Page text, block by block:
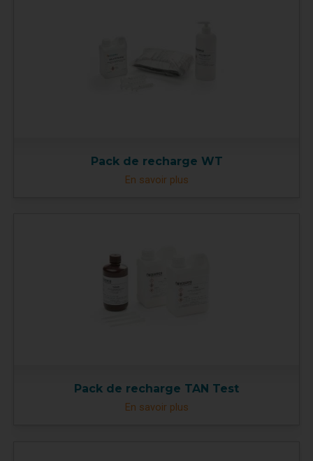
Pack de recharge WT
En savoir plus
Pack de recharge TAN Test
En savoir plus